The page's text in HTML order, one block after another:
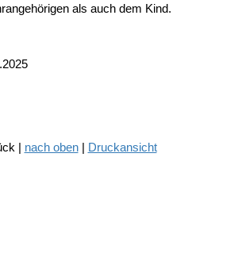
als auch dem Kind.
| nach oben| Druckansicht